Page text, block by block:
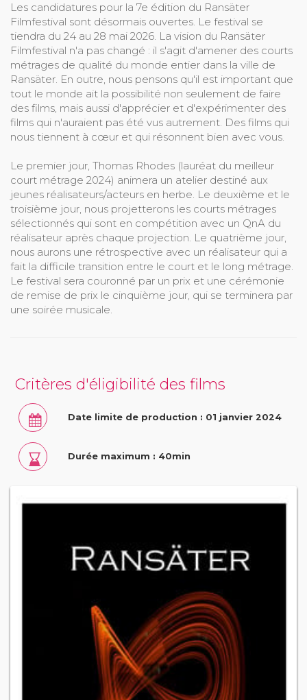
Les candidatures pour la 7e édition du Ransäter
Filmfestival sont désormais ouvertes. Le festival se
tiendra du 24 au 28 mai 2026. La vision du Ransäter
Filmfestival n'a pas changé : il s'agit d'amener des courts
métrages de qualité du monde entier dans la ville de
Ransäter. En outre, nous pensons qu'il est important que
tout le monde ait la possibilité non seulement de faire
des films, mais aussi d'apprécier et d'expérimenter des
films qui n'auraient pas été vus autrement. Des films qui
nous tiennent à cœur et qui résonnent bien avec vous.
Le premier jour, Thomas Rhodes (lauréat du meilleur
court métrage 2024) animera un atelier destiné aux
jeunes réalisateurs/acteurs en herbe. Le deuxième et le
troisième jour, nous projetterons les courts métrages
sélectionnés qui sont en compétition avec un QnA du
réalisateur après chaque projection. Le quatrième jour,
nous aurons une rétrospective avec un réalisateur qui a
fait la difficile transition entre le court et le long métrage.
Le festival sera couronné par un prix et une cérémonie
de remise de prix le cinquième jour, qui se terminera par
une soirée musicale.
Critères d'éligibilité des films
Date limite de production : 01 janvier 2024
Durée maximum : 40min